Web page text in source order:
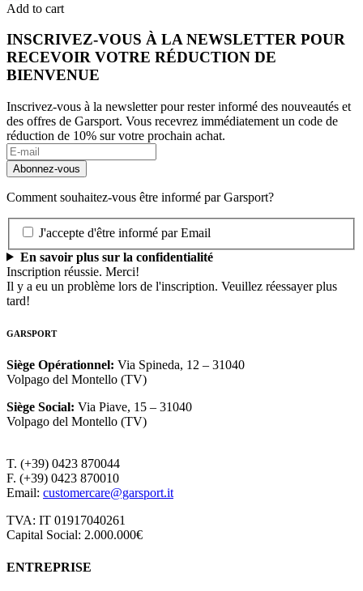
Add to cart
INSCRIVEZ-VOUS À LA NEWSLETTER POUR
RECEVOIR VOTRE RÉDUCTION DE
BIENVENUE
Inscrivez-vous à la newsletter pour rester informé des nouveautés et
des offres de Garsport. Vous recevrez immédiatement un code de
réduction de 10% sur votre prochain achat.
Comment souhaitez-vous être informé par Garsport?
J'accepte d'être informé par Email
En savoir plus sur la confidentialité
Inscription réussie. Merci!
Il y a eu un problème lors de l'inscription. Veuillez réessayer plus
tard!
GARSPORT
Siège Opérationnel: Via Spineda, 12 – 31040
Volpago del Montello (TV)
Siège Social: Via Piave, 15 – 31040
Volpago del Montello (TV)
T. (+39) 0423 870044
F. (+39) 0423 870010
Email: customercare@garsport.it
TVA: IT 01917040261
Capital Social: 2.000.000€
ENTREPRISE